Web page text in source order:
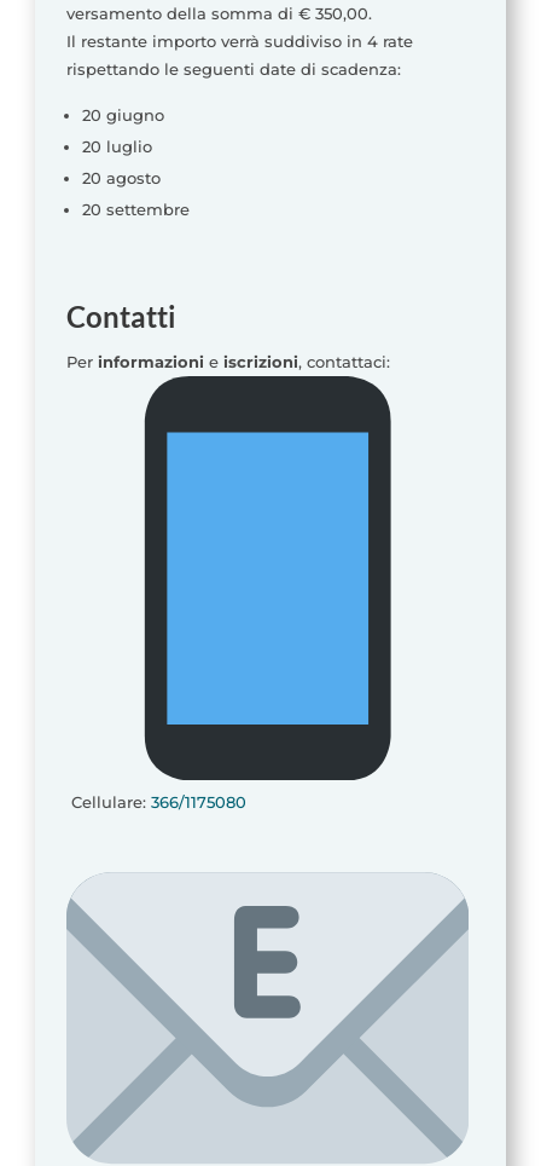
versamento della somma di € 350,00.
Il restante importo verrà suddiviso in 4 rate
rispettando le seguenti date di scadenza:
20 giugno
20 luglio
20 agosto
20 settembre
Contatti
Per informazioni e iscrizioni, contattaci:
Cellulare: 366/1175080